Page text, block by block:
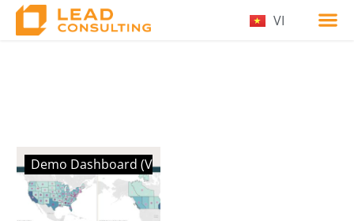
VI
Demo Dashboard (Vn)